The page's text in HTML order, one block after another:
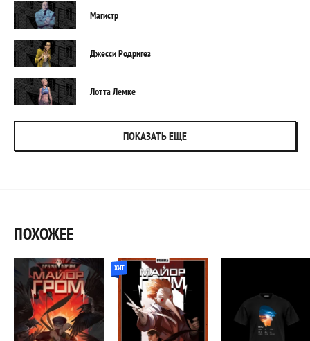
Магистр
Джесси Родригез
Лотта Лемке
ПОКАЗАТЬ ЕЩЕ
ПОХОЖЕЕ
ХИТ